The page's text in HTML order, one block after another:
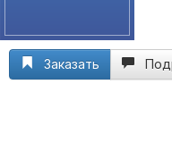
Заказать